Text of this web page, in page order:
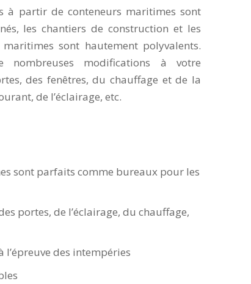
à partir de conteneurs maritimes sont
les chantiers de construction et les
sont hautement polyvalents.
modifications à votre
des fenêtres, du chauffage et de la
de l’éclairage, etc.
sont parfaits comme bureaux pour les
portes, de l’éclairage, du chauffage,
des intempéries